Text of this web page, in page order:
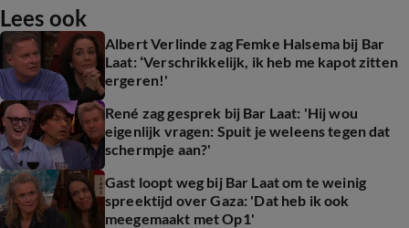
Lees ook
Albert Verlinde zag Femke Halsema bij Bar
Laat: ‘Verschrikkelijk, ik heb me kapot zitten
ergeren!'
René zag gesprek bij Bar Laat: 'Hij wou
eigenlijk vragen: Spuit je weleens tegen dat
schermpje aan?'
Gast loopt weg bij Bar Laat om te weinig
spreektijd over Gaza: 'Dat heb ik ook
meegemaakt met Op1'